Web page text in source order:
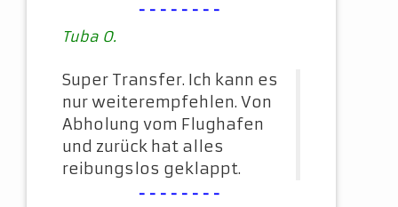
--------
Tuba O.
Super Transfer. Ich kann es
nur weiterempfehlen. Von
Abholung vom Flughafen
und zurück hat alles
reibungslos geklappt.
--------